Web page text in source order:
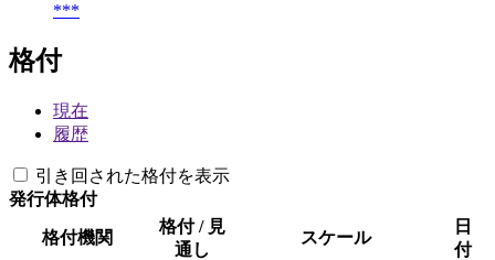
***
格付
現在
履歴
引き回された格付を表示
発行体格付
格付機関
格付 / 見
通し
スケール
日
付